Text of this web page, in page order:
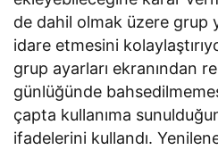
de dahil olmak üzere grup
idare etmesini
grup ayarları ekranından
günlüğünde
çapta kullanıma
ifadelerini kullandı.